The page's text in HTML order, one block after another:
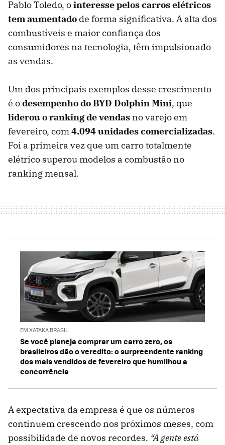
Pablo Toledo, ointeresse pelos carros elétricos
tem aumentado de forma significativa. A alta dos
combustíveis e maior confiança dos
consumidores na tecnologia, têm impulsionado
as vendas.
Um dos principais exemplos desse crescimento
é odesempenho do BYD Dolphin Mini, que
liderou o ranking de vendas no varejo em
fevereiro, com4.094 unidadescomercializadas.
Foi a primeira vez que um carro totalmente
elétrico superou modelos a combustão no
ranking mensal.
EM XATAKA BRASIL
Se você planeja comprar um carro zero, os
brasileiros dão o veredito: o surpreendente ranking
dos mais vendidos de fevereiro que humilhou a
concorrência
A expectativa da empresa é que os números
continuem crescendo nos próximos meses, com
possibilidade de novos recordes. “A gente está